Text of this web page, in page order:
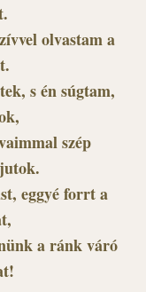
olvastam a
s én súgtam,
szép
eggyé forrt a
a ránk váró